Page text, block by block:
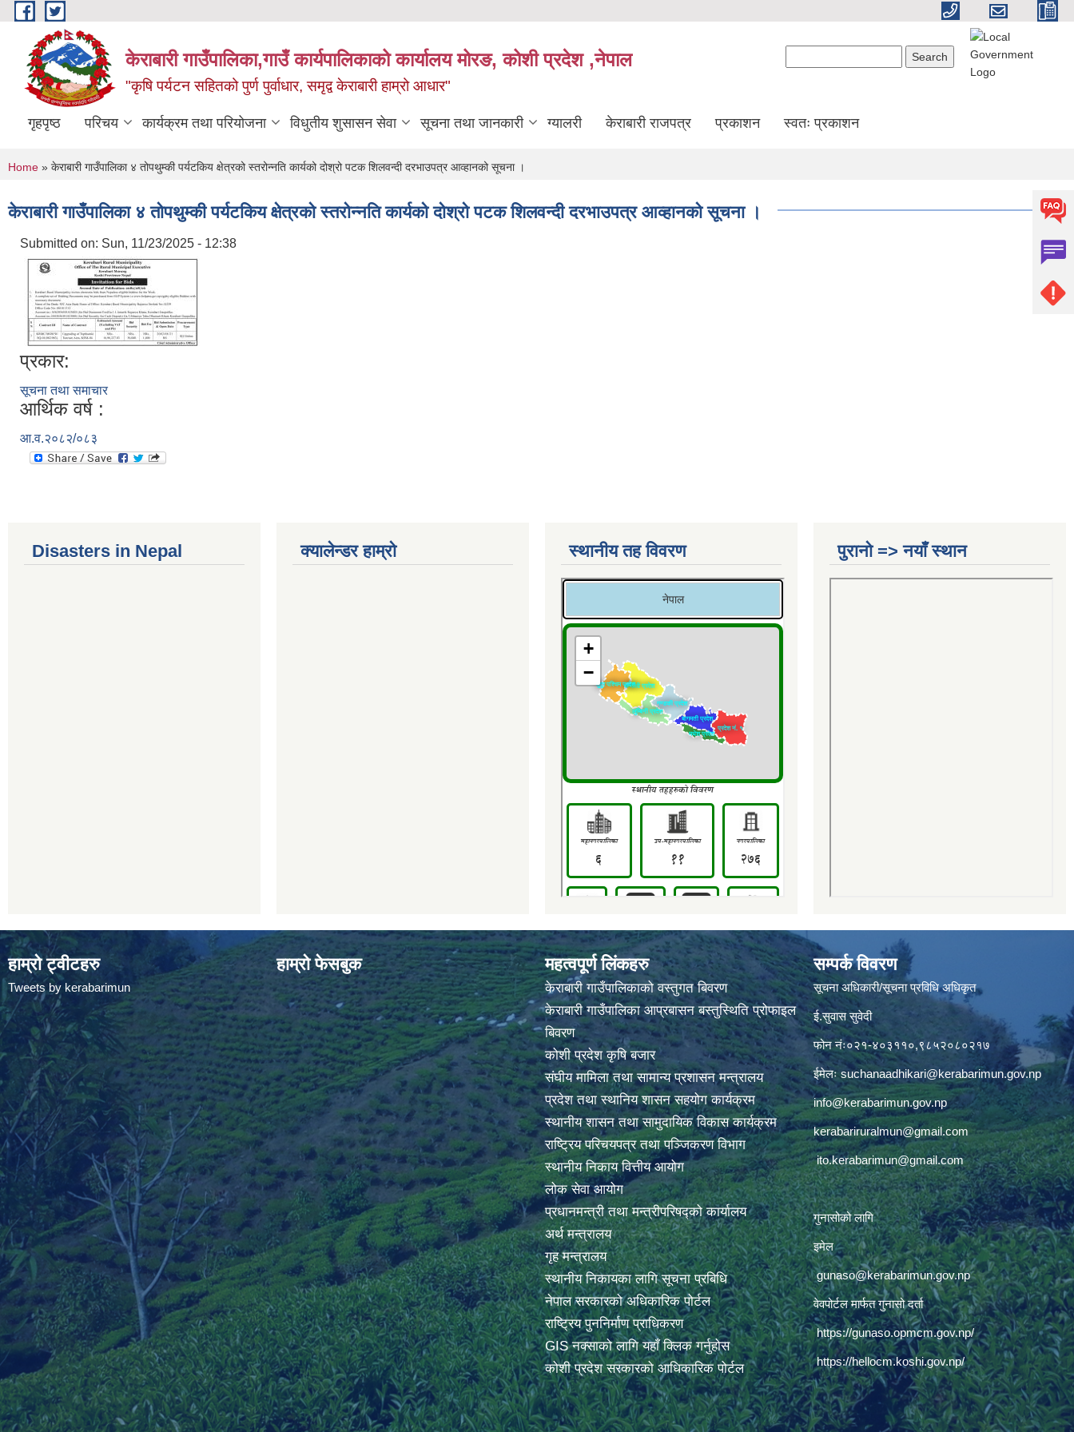
Skip to main content
केराबारी गाउँपालिका,गाउँ कार्यपालिकाको कार्यालय मोरङ, कोशी प्रदेश ,नेपाल
"कृषि पर्यटन सहितको पुर्ण पुर्वाधार, समृद्व केराबारी हाम्रो आधार"
गृहपृष्ठ परिचय कार्यक्रम तथा परियोजना विधुतीय शुसासन सेवा सूचना तथा जानकारी ग्यालरी केराबारी राजपत्र प्रकाशन स्वतः प्रकाशन
You are here
Home » केराबारी गाउँपालिका ४ तोपथुम्की पर्यटकिय क्षेत्रको स्तरोन्नति कार्यको दोश्रो पटक शिलवन्दी दरभाउपत्र आव्हानको सूचना ।
केराबारी गाउँपालिका ४ तोपथुम्की पर्यटकिय क्षेत्रको स्तरोन्नति कार्यको दोश्रो पटक शिलवन्दी दरभाउपत्र आव्हानको सूचना ।
Submitted on: Sun, 11/23/2025 - 12:38
प्रकार:
सूचना तथा समाचार
आर्थिक वर्ष :
आ.व.२०८२/०८३
Disasters in Nepal क्यालेन्डर हाम्रो स्थानीय तह विवरण पुरानो => नयाँ स्थान
हाम्रो ट्वीटहरु
Tweets by kerabarimun
हाम्रो फेसबुक महत्वपूर्ण लिंकहरु
केराबारी गाउँपालिकाको वस्तुगत बिवरण
केराबारी गाउँपालिका आप्रबासन बस्तुस्थिति प्रोफाइल
बिवरण
कोशी प्रदेश कृषि बजार
संघीय मामिला तथा सामान्य प्रशासन मन्त्रालय
प्रदेश तथा स्थानिय शासन सहयोग कार्यक्रम
स्थानीय शासन तथा सामुदायिक विकास कार्यक्रम
राष्ट्रिय परिचयपत्र तथा पञ्जिकरण विभाग
स्थानीय निकाय वित्तीय आयोग
लोक सेवा आयोग
प्रधानमन्त्री तथा मन्त्रीपरिषद्को कार्यालय
अर्थ मन्त्रालय
गृह मन्त्रालय
स्थानीय निकायका लागि सूचना प्रबिधि
नेपाल सरकारको अधिकारिक पोर्टल
राष्ट्रिय पुननिर्माण प्राधिकरण
GIS नक्साको लागि यहाँ क्लिक गर्नुहोस
कोशी प्रदेश सरकारको आधिकारिक पोर्टल
सम्पर्क विवरण
सूचना अधिकारी/सूचना प्रविधि अधिकृत
ई.सुवास सुवेदी
फोन नंः०२१-४०३११०,९८५२०८०२१७
ईमेलःsuchanaadhikari@kerabarimun.gov.np
info@kerabarimun.gov.np
kerabariruralmun@gmail.com
ito.kerabarimun@gmail.com
गुनासोको लागि
इमेल
gunaso@kerabarimun.gov.np
वेवपोर्टल मार्फत गुनासो दर्ता
https://gunaso.opmcm.gov.np/
https://hellocm.koshi.gov.np/